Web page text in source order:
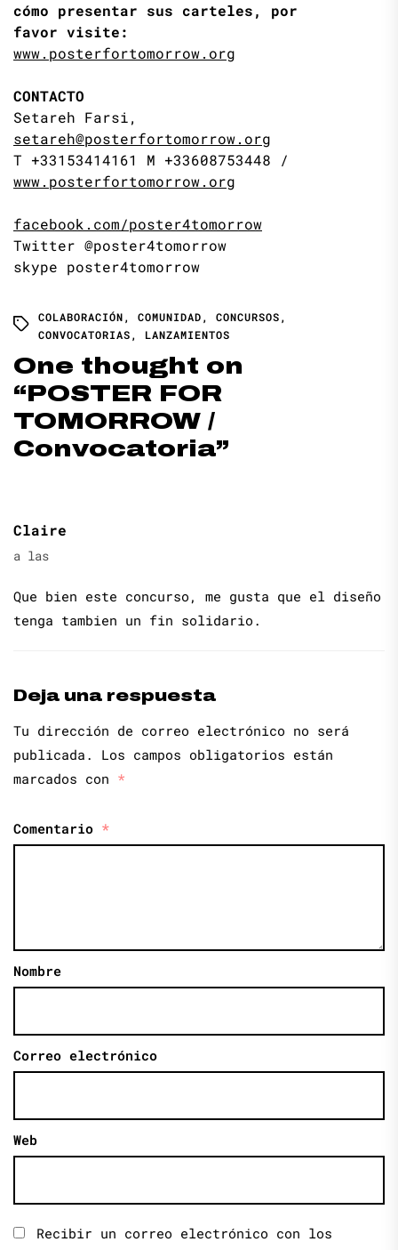
cómo presentar sus carteles, por
favor visite:
www.posterfortomorrow.org
CONTACTO
Setareh Farsi,
setareh@posterfortomorrow.org
T +33153414161 M +33608753448 /
www.posterfortomorrow.org
facebook.com/poster4tomorrow
Twitter @poster4tomorrow
skype poster4tomorrow
COLABORACIÓN, COMUNIDAD, CONCURSOS,
CONVOCATORIAS, LANZAMIENTOS
One thought on
“POSTER FOR
TOMORROW /
Convocatoria”
Claire
a las
Que bien este concurso, me gusta que el diseño
tenga tambien un fin solidario.
Deja una respuesta
Tu dirección de correo electrónico no será
publicada.
Los campos obligatorios están
marcados con *
Comentario *
Nombre
Correo electrónico
Web
Recibir un correo electrónico con los